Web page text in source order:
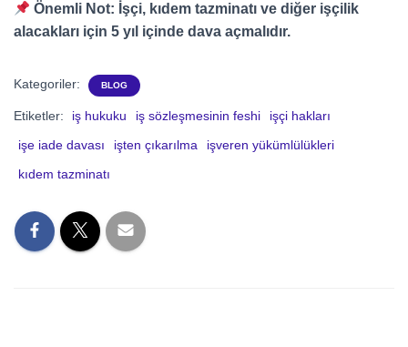
Önemli Not: İşçi, kıdem tazminatı ve diğer işçilik
alacakları için 5 yıl içinde dava açmalıdır.
Kategoriler: BLOG
Etiketler: iş hukuku iş sözleşmesinin feshi
işçi hakları
işe iade davası
işten çıkarılma
işveren yükümlülükleri
kıdem tazminatı